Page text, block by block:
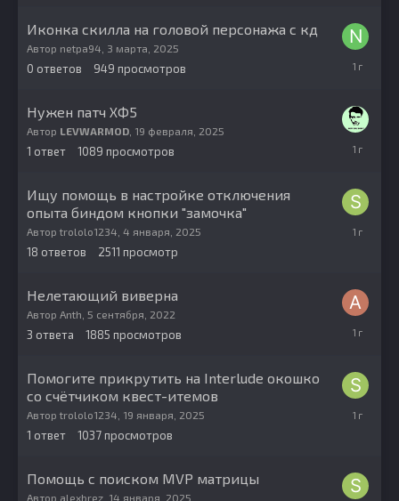
Иконка скилла на головой персонажа с кд
Автор netpa94 3 марта, 2025
0 ответов 949 просмотров
марта,
Нужен патч ХФ5
Автор LEVWARMOD 19 февраля, 2025
1 ответ 1089 просмотров
февраля,
Ищу помощь в настройке отключения
опыта биндом кнопки "замочка"
Автор trololo1234 4 января, 2025
18 ответов 2511 просмотр
февраля,
Нелетающий виверна
Автор Anth 5 сентября, 2022
3 ответа 1885 просмотров
января,
Помогите прикрутить на Interlude окошко
со счётчиком квест-итемов
Автор trololo1234 19 января, 2025
1 ответ 1037просмотров
января,
Помощь с поиском MVP матрицы
Автор alexbrez 14 января, 2025